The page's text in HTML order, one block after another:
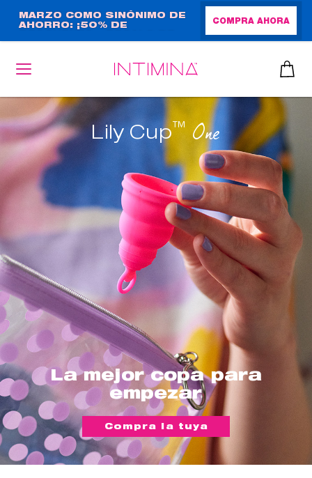
contenido
principal
MARZO COMO SINÓNIMO DE
AHORRO: ¡50% DE
TAMAÑO NORMAL!
COMPRA AHORA
La mejor copa para
empezar
Lily Cup™One
Compra la tuya